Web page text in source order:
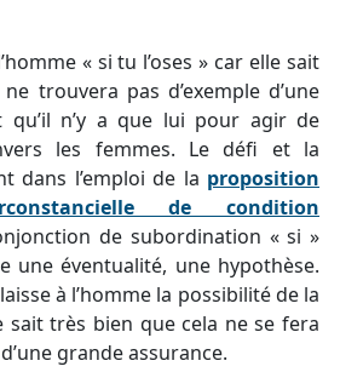
« si tu l’oses » car elle sait
trouvera pas d’exemple d’une
qu’il n’y a que lui pour agir de
les femmes. Le défi et la
dans l’emploi de la proposition
de condition
de subordination « si »
une éventualité, une hypothèse.
à l’homme la possibilité de la
sait très bien que cela ne se fera
grande assurance.